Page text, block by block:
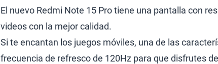
El nuevo Redmi Note 15 Pro tiene una pantalla con
videos con la mejor calidad.
Si te encantan los juegos móviles, una de las
frecuencia de refresco de 120Hz para que disfrutes